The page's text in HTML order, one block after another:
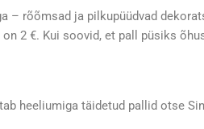
– rõõmsad ja pilkupüüdvad
2 €. Kui soovid, et pall püsiks
heeliumiga täidetud pallid otse